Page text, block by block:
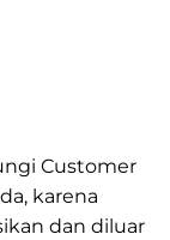
Customer
karena
dan diluar